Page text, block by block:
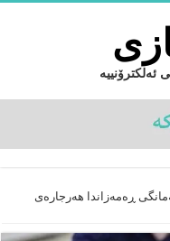
ڕەمەزاندا هەرجارەی